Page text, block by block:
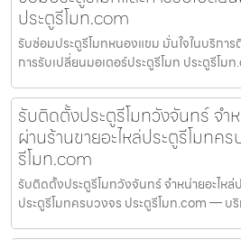
ประตูรีโมท.com
รับซ่อมประตูรีโมทหนองแขม มั่นใจในบริกา
การรับเปลี่ยนมอเตอร์ประตูรีโมท ประตูรีโม
รับติดตั้งประตูรีโมทวังจันทร์ จำ
ผ่านร้านขายอะไหล่ประตูรีโมทค
รีโมท.com
รับติดตั้งประตูรีโมทวังจันทร์ จำหน่ายอะไหล่
ประตูรีโมทครบวงจร ประตูรีโมท.com — บ